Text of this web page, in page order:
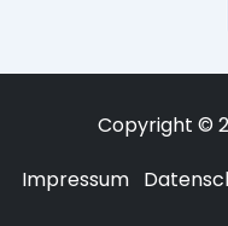
Copyright ©
Impressum